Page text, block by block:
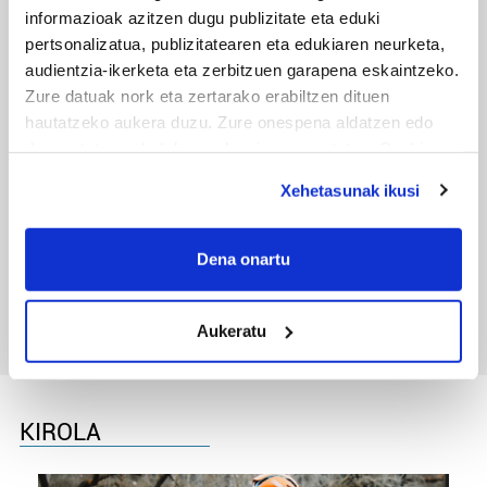
informazioak azitzen dugu publizitate eta eduki
pertsonalizatua, publizitatearen eta edukiaren neurketa,
audientzia-ikerketa eta zerbitzuen garapena eskaintzeko.
Zure datuak nork eta zertarako erabiltzen dituen
hautatzeko aukera duzu. Zure onespena aldatzen edo
If you allow, we would also like to:
Collect information about your geographical
meters
Identify your device by actively scanning it for
specific characteristics (fingerprinting)
Xehetasunak ikusi
Dena onartu
Aukeratu
KIROLA